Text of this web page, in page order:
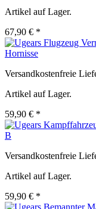
Artikel auf Lager.
67,90 € *
Hornisse
Versandkostenfreie
Artikel auf Lager.
59,90 € *
B
Versandkostenfreie
Artikel auf Lager.
59,90 € *